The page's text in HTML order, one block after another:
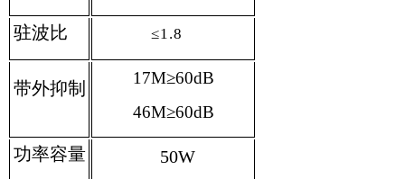
驻波比 ≤1.8
带外抑制
17M≥60dB
46M≥60dB
功率容量 50W